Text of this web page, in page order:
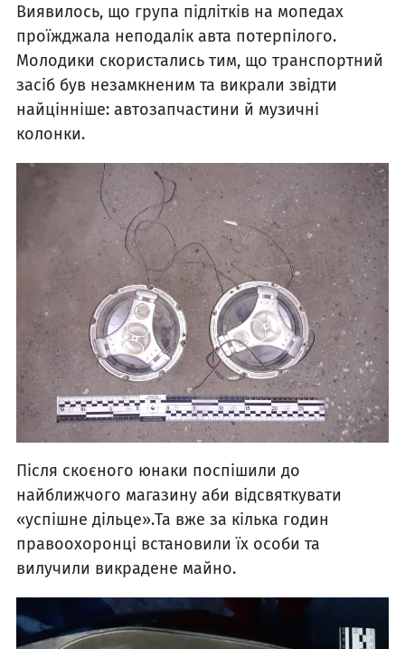
Виявилось, що група підлітків на мопедах
проїжджала неподалік авта потерпілого.
Молодики скористались тим, що транспортний
засіб був незамкненим та викрали звідти
найцінніше: автозапчастини й музичні
колонки.
Після скоєного юнаки поспішили до
найближчого магазину аби відсвяткувати
«успішне дільце».Та вже за кілька годин
правоохоронці встановили їх особи та
вилучили викрадене майно.